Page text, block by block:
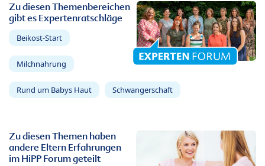
Zu diesen Themenbereichen
gibt es Expertenratschläge
Beikost-Start
Milchnahrung
Rund um Babys Haut Schwangerschaft
Zu diesen Themen haben
andere Eltern Erfahrungen
im HiPP Forum geteilt